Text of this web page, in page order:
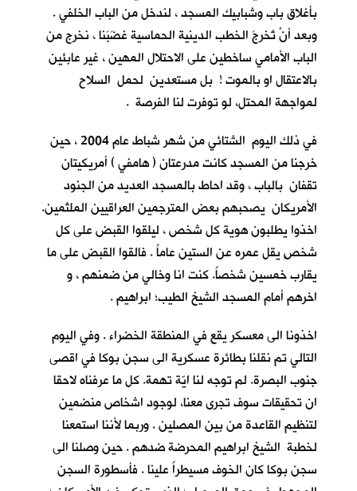
بأغلاق باب وشبابيك المسجد ، لندخل من الباب الخلفي .
وبعد أنْ تُخرجَ الخطب الدينية الحماسية غضَبَنا ، نخرج من
الباب الأمامي ساخطين على الاحتلال المهين ، غير عابئين
بالاعتقال او بالموت ! بل مستعدين لحمل السلاح
لمواجهة المحتل، لو توفرت لنا الفرصة .
في ذلك اليوم الشتائي من شهر شباط عام 2004 ، حين
خرجنا من المسجد كانت مدرعتان ( هامفي ) أمريكيتان
تقفان بالباب ، وقد احاط بالمسجد العديد من الجنود
الأمريكان يصحبهم بعض المترجمين العراقيين الملثمين.
اخذوا يطلبون هوية كل شخص ، ليلقوا القبض على كل
شخصٍ يقل عمره عن الستين عاماً . فالقوا القبض على ما
يقارب خمسين شخصاً. كنت انا وخالي من ضمنهم ، و
اخرهم أمام المسجد الشيخ الطيب؛ ابراهيم .
اخذونا الى معسكر يقع في المنطقة الخضراء . وفي اليوم
التالي تم نقلنا بطائرة عسكرية الى سجن بوكا في اقصى
جنوب البصرة. لم توجه لنا ايّة تهمة. كل ما عرفناه لاحقا
ان تحقيقات سوف تجرى معنا، لوجود اشخاص منضمين
لتنظيم القاعدة من بين المصلين . وربما لأننا استمعنا
لخطبة الشيخ ابراهيم المحرضة ضدهم . حين وصلنا الى
سجن بوكا كان الخوف مسيطراً علينا . فأسطورة السجن